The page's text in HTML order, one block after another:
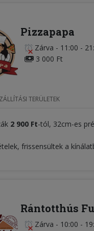
Pizzapapa
Zárva - 11:00 -
3 000 Ft
TERÜLETEK
2 900 Ft-tól, 32cm-es
frissensültek a
Rántotthús
Zárva - 10:00 -